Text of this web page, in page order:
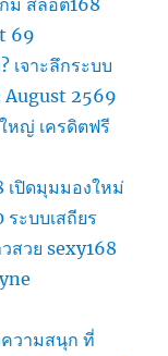
ม สล็อต168
69
เจาะลึกระบบ
August 2569
หญ่ เครดิตฟรี
เปิดมุมมองใหม่
ระบบเสถียร
สวย sexy168
วามสนุก ที่